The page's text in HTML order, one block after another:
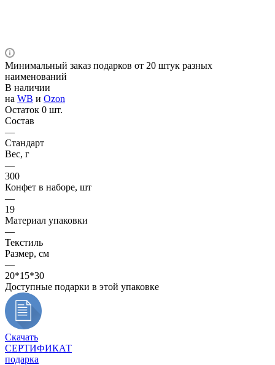
Минимальный заказ подарков от 20 штук разных
наименований
В наличии
на WB и Ozon
Остаток 0 шт.
Состав
—
Стандарт
Вес, г
—
300
Конфет в наборе, шт
—
19
Материал упаковки
—
Текстиль
Размер, см
—
20*15*30
Доступные подарки в этой упаковке
Скачать
СЕРТИФИКАТ
подарка